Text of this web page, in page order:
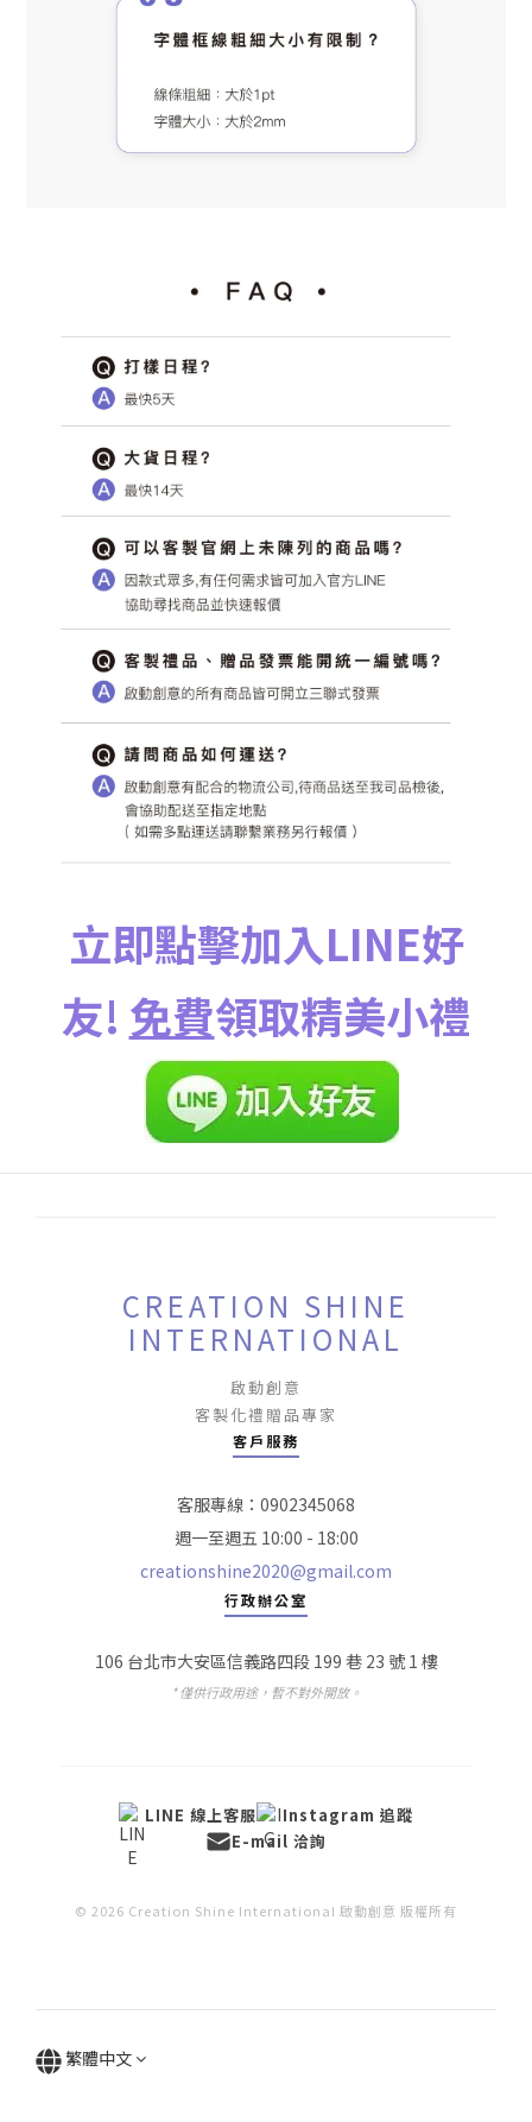
立即點擊加入LINE好
友! 免費領取精美小禮
CREATION SHINE
INTERNATIONAL
啟動創意
客製化禮贈品專家
客戶服務
客服專線：0902345068
週一至週五 10:00 - 18:00
creationshine2020@gmail.com
行政辦公室
106 台北市大安區信義路四段 199 巷 23 號 1 樓
* 僅供行政用途，暫不對外開放。
LINE 線上客服
Instagram 追蹤
E-mail 洽詢
© 2026 Creation Shine International 啟動創意 版權所有
繁體中文